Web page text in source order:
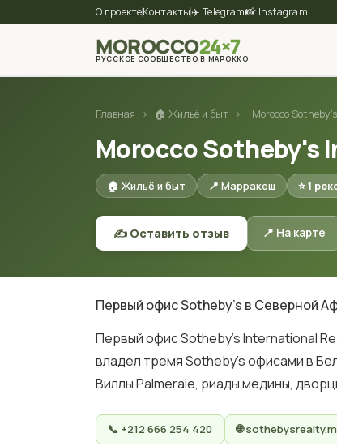
О проектеКонтакты✈️ Telegram📸 Instagram
MOROCCO24×7
РУССКОЕ СООБЩЕСТВО В МАРОККО
Главная › 🏠 Жильё и быт › Morocco
Morocco Sotheby's
🏠 Жильё и быт 📍 Марракеш ⭐ 1
✍️ Оставить отзыв 📍 На карте
Первый офис Sotheby's в Северной
Первый офис Sotheby's International
владел тремя Sotheby's офисами в
Виллы Palmeraie, риады медины,
📞 +212 666 254 420 🌐